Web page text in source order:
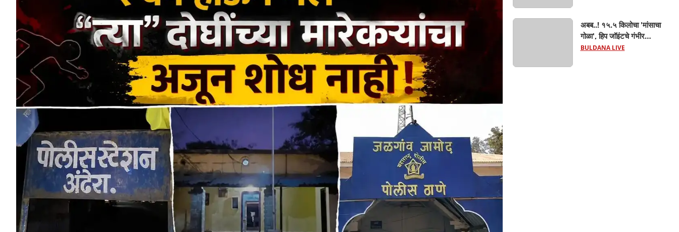
गेला तालुकाप्रमुख; पण ६
जणांना साडेआठ लाखांच्या
मुद्देमालासह पकडले.....
अबब..! १५.५ किलोचा 'मांसाचा
गोळा', हिप जॉइंटचे गंभीर
फ्रॅक्चर अन् मृत्यूशी झुंज...
BULDANA LIVE